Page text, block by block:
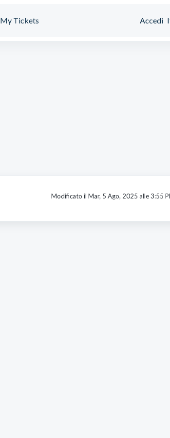
My Tickets Accedi
Modificato il Mar, 5 Ago, 2025 alle 3:55